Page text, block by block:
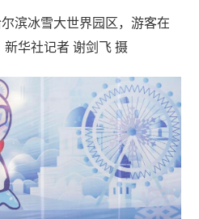
滨冰雪大世界园区，游客在
新华社记者 谢剑飞 摄